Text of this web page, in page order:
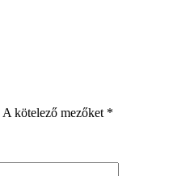
A kötelező mezőket *